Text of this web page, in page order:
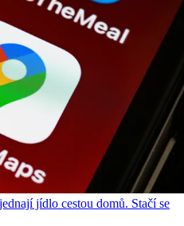
jídlo cestou domů. Stačí se